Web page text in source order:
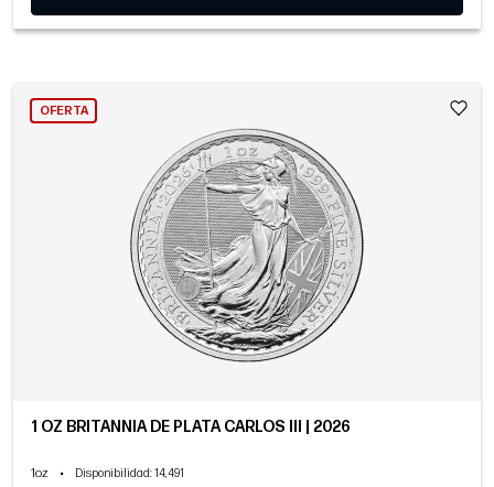
OFERTA
1 OZ BRITANNIA DE PLATA CARLOS III | 2026
1oz • Disponibilidad: 14,491